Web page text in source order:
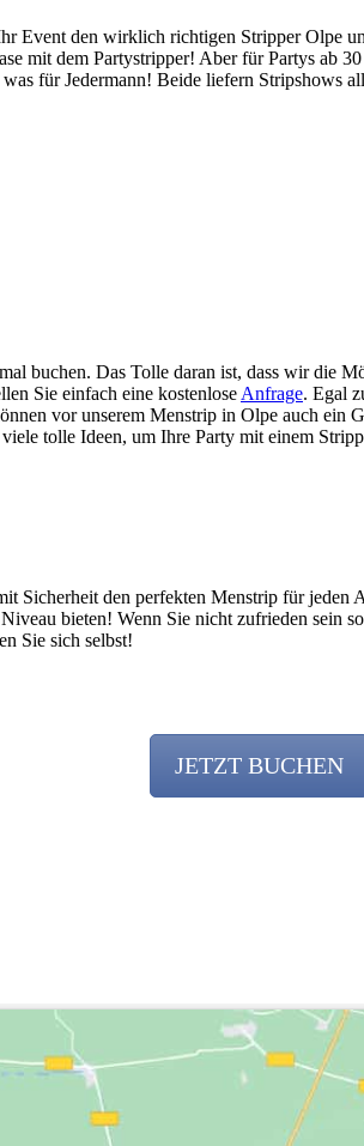
Event den wirklich richtigen Stripper Olpe
mit dem Partystripper! Aber für Partys ab
für Jedermann! Beide liefern Stripshows
buchen. Das Tolle daran ist, dass wir die
Sie einfach eine kostenlose Anfrage. Egal
vor unserem Menstrip in Olpe auch ein
tolle Ideen, um Ihre Party mit einem
Sicherheit den perfekten Menstrip für
bieten! Wenn Sie nicht zufrieden sein
Sie sich selbst!
JETZT BUCHEN